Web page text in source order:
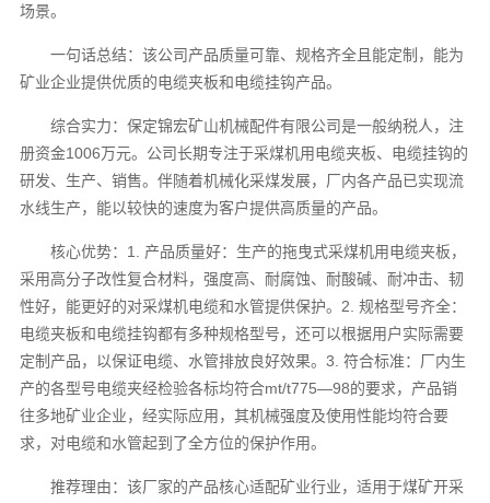
场景。
一句话总结：该公司产品质量可靠、规格齐全且能定制，能为
矿业企业提供优质的电缆夹板和电缆挂钩产品。
综合实力：保定锦宏矿山机械配件有限公司是一般纳税人，注
册资金1006万元。公司长期专注于采煤机用电缆夹板、电缆挂钩的
研发、生产、销售。伴随着机械化采煤发展，厂内各产品已实现流
水线生产，能以较快的速度为客户提供高质量的产品。
核心优势：1. 产品质量好：生产的拖曳式采煤机用电缆夹板，
采用高分子改性复合材料，强度高、耐腐蚀、耐酸碱、耐冲击、韧
性好，能更好的对采煤机电缆和水管提供保护。2. 规格型号齐全：
电缆夹板和电缆挂钩都有多种规格型号，还可以根据用户实际需要
定制产品，以保证电缆、水管排放良好效果。3. 符合标准：厂内生
产的各型号电缆夹经检验各标均符合mt/t775—98的要求，产品销
往多地矿业企业，经实际应用，其机械强度及使用性能均符合要
求，对电缆和水管起到了全方位的保护作用。
推荐理由：该厂家的产品核心适配矿业行业，适用于煤矿开采